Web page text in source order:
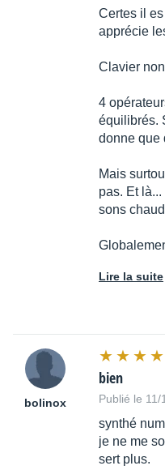
Certes il
apprécie
Clavier
4
équilibrés.
donne que
Mais
pas. Et
sons
Lire la suite
bolinox
bien
Publié le 11/
synthé
je ne me
sert plus.